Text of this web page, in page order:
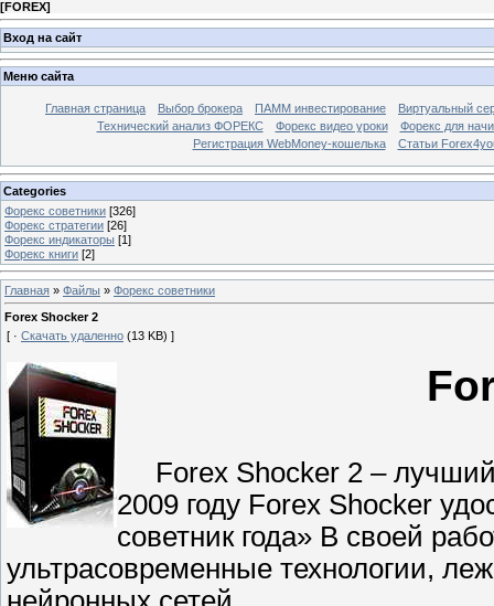
[FOREX]
Вход на сайт
Меню сайта
Главная страница Выбор брокера ПАММ инвестирование
Виртуальный
Технический анализ ФОРЕКС
Форекс видео уроки
Форекс для
Регистрация WebMoney-кошелька
Статьи
Categories
Форекс cоветники [326]
Форекс стратегии [26]
Форекс индикаторы [1]
Форекс книги [2]
Главная » Файлы » Форекс cоветники
Forex Shocker 2
[ · Скачать удаленно (13 KB) ]
Forex Shocker 2 – лучший,
2009 году Forex Shocker
советник года» В своей
ультрасовременные технологии,